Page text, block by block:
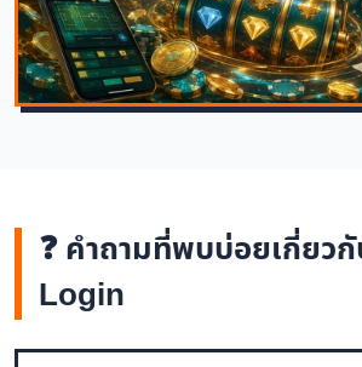
❓ คำถามที่พบบ่อยเกี่ยว
Login